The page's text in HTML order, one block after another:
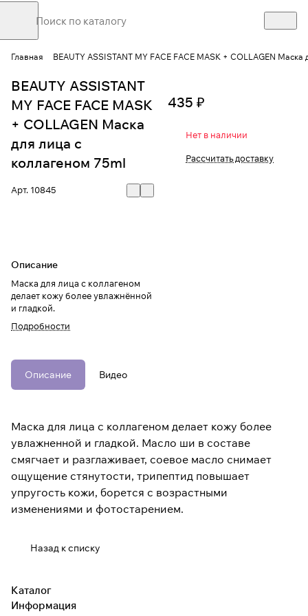
Главная BEAUTY ASSISTANT MY FACE FACE MASK + COLLAGEN
BEAUTY ASSISTANT
MY FACE FACE MASK
+ COLLAGEN Маска
для лица с
коллагеном 75ml
Арт. 10845
Описание
Маска для лица с коллагеном
делает кожу более увлажнённой
и гладкой.
Подробности
435 ₽
Нет в наличии
Рассчитать доставку
Описание Видео
Маска для лица с коллагеном делает кожу более
увлажненной и гладкой. Масло ши в составе
смягчает и разглаживает, соевое масло снимает
ощущение стянутости, трипептид повышает
упругость кожи, борется с возрастными
изменениями и фотостарением.
Назад к списку
Каталог
Информация